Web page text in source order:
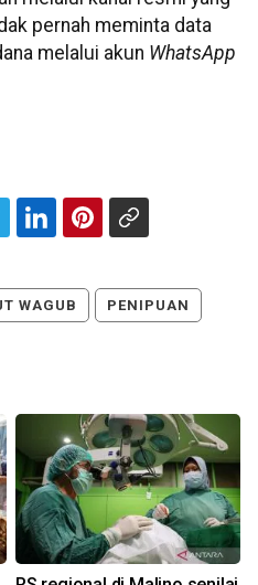
pernah meminta data
melalui akun WhatsApp
WAGUB PENIPUAN